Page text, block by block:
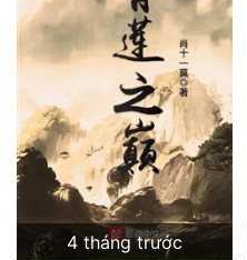
Sát Phạt Quyết Đoán
Vô Sỉ
Điềm Đạm
4 tháng trước